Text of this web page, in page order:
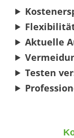
Aktuelle
Testen